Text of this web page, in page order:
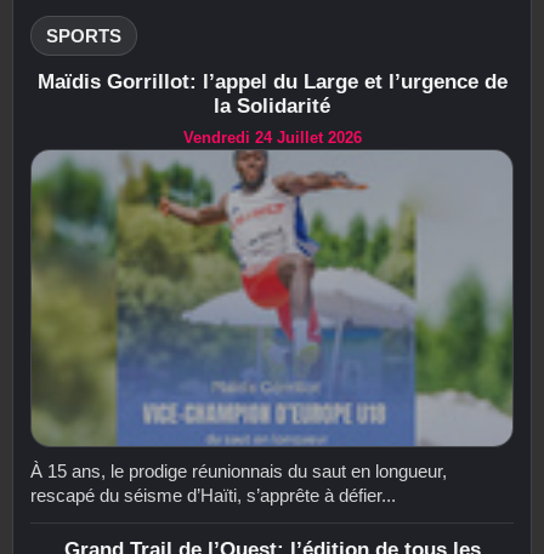
SPORTS
Maïdis Gorrillot: l’appel du Large et l’urgence de
la Solidarité
Vendredi 24 Juillet 2026
À 15 ans, le prodige réunionnais du saut en longueur,
rescapé du séisme d’Haïti, s’apprête à défier...